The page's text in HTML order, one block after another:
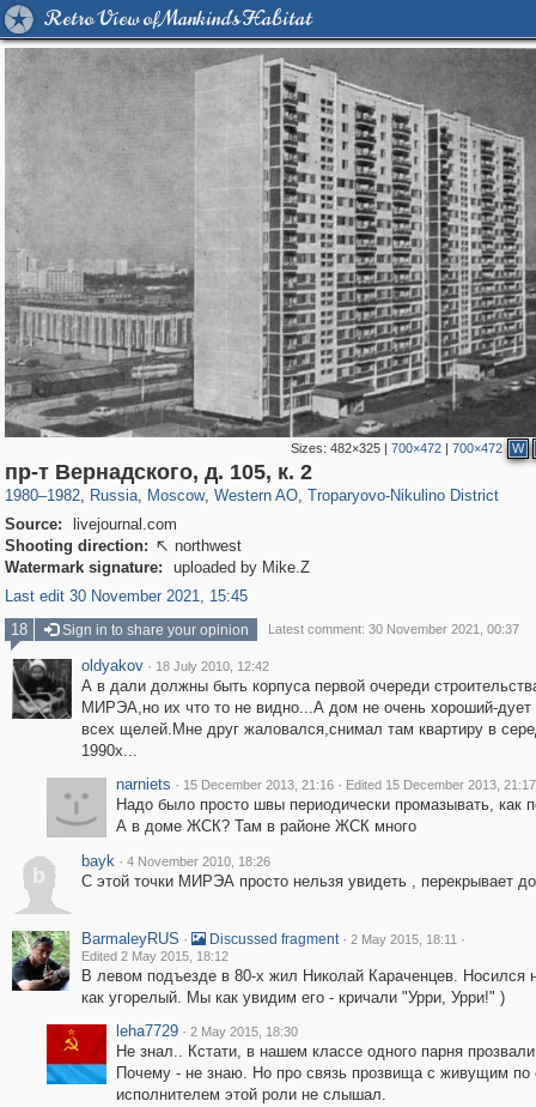
Retro View of Mankind's Habitat
Sizes: 482×325| 700×472| 700×472 W
пр-т Вернадского, д. 105, к. 2
1980–1982, Russia
1,406,840 29,243
, Moscow
319,861 8,286
, Western AO
27,129 310
, Troparyovo-Nikulino District
Source:
livejournal.com
Shooting direction:  northwest
Watermark signature:
uploaded by Mike.Z
Last edit 30 November 2021, 15:45
18
Sign in to share your opinion Latest comment: 30 November 2021, 00:37
oldyakov · 18 July 2010, 12:42
А в дали должны быть корпуса первой очереди
МИРЭА,но их что то не видно...А дом не очень хороший-дует
всех щелей.Мне друг жаловался,снимал там квартиру в
1990х...
narniets · 15 December 2013, 21:16 · Edited 15 December 2013, 21:17
Надо было просто швы периодически промазывать, как
А в доме ЖСК? Там в районе ЖСК много
b
bayk · 4 November 2010, 18:26
C этой точки МИРЭА просто нельзя увидеть , перекрывает
BarmaleyRUS · Discussed fragment · 2 May 2015, 18:11 ·
Edited 2 May 2015, 18:12
В левом подъезде в 80-х жил Николай Караченцев. Носился
как угорелый. Мы как увидим его - кричали "Урри, Урри!" )
leha7729 · 2 May 2015, 18:30
Не знал.. Кстати, в нашем классе одного парня
Почему - не знаю. Но про связь прозвища с живущим по
исполнителем этой роли не слышал.